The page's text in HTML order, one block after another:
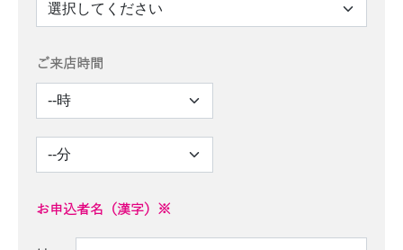
ご来店時間
お申込者名（漢字）※